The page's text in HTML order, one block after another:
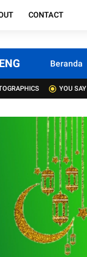
CONTACT
Beranda
YOU SAY